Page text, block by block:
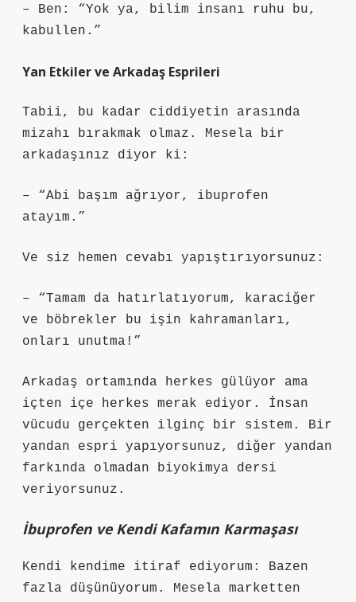
– Ben: “Yok ya, bilim insanı ruhu bu,
kabullen.”
Yan Etkiler ve Arkadaş Esprileri
Tabii, bu kadar ciddiyetin arasında
mizahı bırakmak olmaz. Mesela bir
arkadaşınız diyor ki:
– “Abi başım ağrıyor, ibuprofen
atayım.”
Ve siz hemen cevabı yapıştırıyorsunuz:
– “Tamam da hatırlatıyorum, karaciğer
ve böbrekler bu işin kahramanları,
onları unutma!”
Arkadaş ortamında herkes gülüyor ama
içten içe herkes merak ediyor. İnsan
vücudu gerçekten ilginç bir sistem. Bir
yandan espri yapıyorsunuz, diğer yandan
farkında olmadan biyokimya dersi
veriyorsunuz.
İbuprofen ve Kendi Kafamın Karmaşası
Kendi kendime itiraf ediyorum: Bazen
fazla düşünüyorum. Mesela marketten